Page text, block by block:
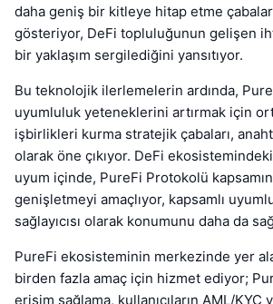
daha geniş bir kitleye hitap etme
gösteriyor, DeFi topluluğunun gelişen
bir yaklaşım sergilediğini yansıtıyor.
Bu teknolojik ilerlemelerin ardında,
uyumluluk yeteneklerini artırmak için
işbirlikleri kurma stratejik çabaları,
olarak öne çıkıyor. DeFi
uyum içinde, PureFi Protokolü
genişletmeyi amaçlıyor, kapsamlı
sağlayıcısı olarak konumunu daha da
PureFi ekosisteminin merkezinde yer
birden fazla amaç için hizmet ediyor;
erişim sağlama, kullanıcıların AML/KYC